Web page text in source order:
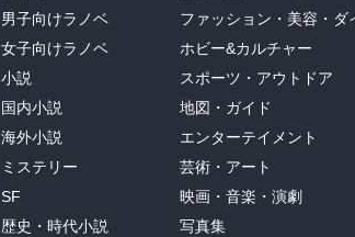
男子向けラノベ
女子向けラノベ
小説
国内小説
海外小説
ミステリー
SF
歴史・時代小説
ファッション・美容・ダ
ホビー&カルチャー
スポーツ・アウトドア
地図・ガイド
エンターテイメント
芸術・アート
映画・音楽・演劇
写真集